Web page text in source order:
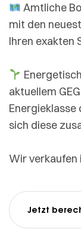
Amtliche
mit den
Ihren exakten
aktuellem
sich diese
Wir verkaufen
Jetzt